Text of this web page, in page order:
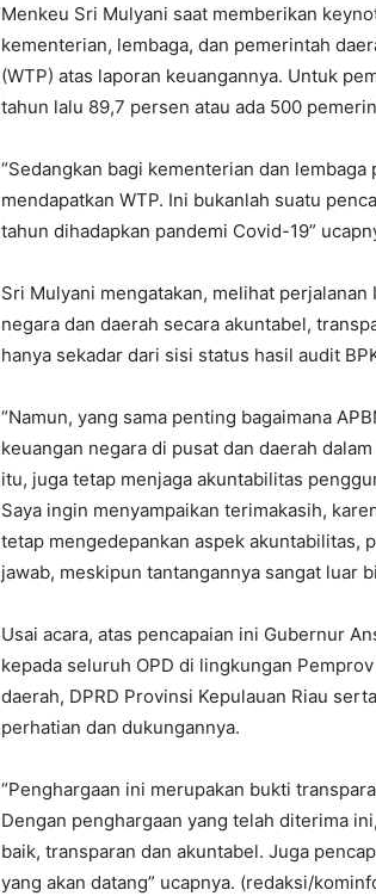
Menkeu Sri Mulyani saat memberikan
kementerian, lembaga, dan pemerintah
(WTP) atas laporan keuangannya. Untuk
tahun lalu 89,7 persen atau ada 500
“Sedangkan bagi kementerian dan
mendapatkan WTP. Ini bukanlah suatu
tahun dihadapkan pandemi Covid-19”
Sri Mulyani mengatakan, melihat
negara dan daerah secara akuntabel,
hanya sekadar dari sisi status hasil audit
“Namun, yang sama penting bagaimana
keuangan negara di pusat dan daerah
itu, juga tetap menjaga akuntabilitas
Saya ingin menyampaikan terimakasih,
tetap mengedepankan aspek akuntabilitas,
jawab, meskipun tantangannya sangat luar
Usai acara, atas pencapaian ini Gubernur
kepada seluruh OPD di lingkungan
daerah, DPRD Provinsi Kepulauan Riau
perhatian dan dukungannya.
“Penghargaan ini merupakan bukti
Dengan penghargaan yang telah diterima
baik, transparan dan akuntabel. Juga
yang akan datang” ucapnya. (redaksi/